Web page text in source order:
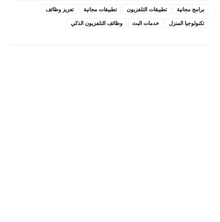
برامج مجانية
تطبيقات التلفزيون تطبيقات مجانية
تعزيز وظائف
تكنولوجيا المنزل
خدمات البث وظائف التلفزيون الذكي